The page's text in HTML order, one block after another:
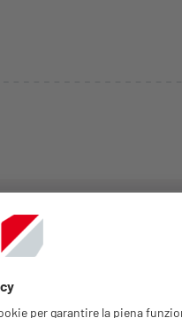
Classe di incendio